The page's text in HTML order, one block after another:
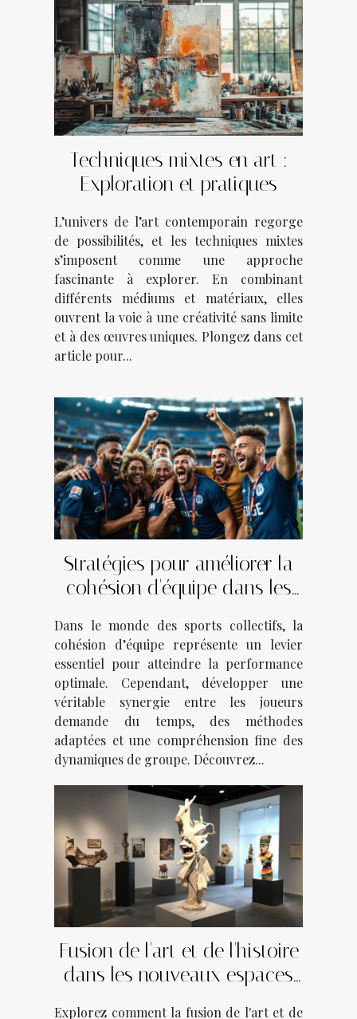
Techniques mixtes en art :
Exploration et pratiques
L’univers de l’art contemporain regorge
de possibilités, et les techniques mixtes
s’imposent comme une approche
fascinante à explorer. En combinant
différents médiums et matériaux, elles
ouvrent la voie à une créativité sans limite
et à des œuvres uniques. Plongez dans cet
article pour...
Stratégies pour améliorer la
cohésion d'équipe dans les
Dans le monde des sports collectifs, la
cohésion d’équipe représente un levier
essentiel pour atteindre la performance
optimale. Cependant, développer une
véritable synergie entre les joueurs
demande du temps, des méthodes
adaptées et une compréhension fine des
dynamiques de groupe. Découvrez...
Fusion de l'art et de l'histoire
dans les nouveaux espaces
Explorez comment la fusion de l'art et de